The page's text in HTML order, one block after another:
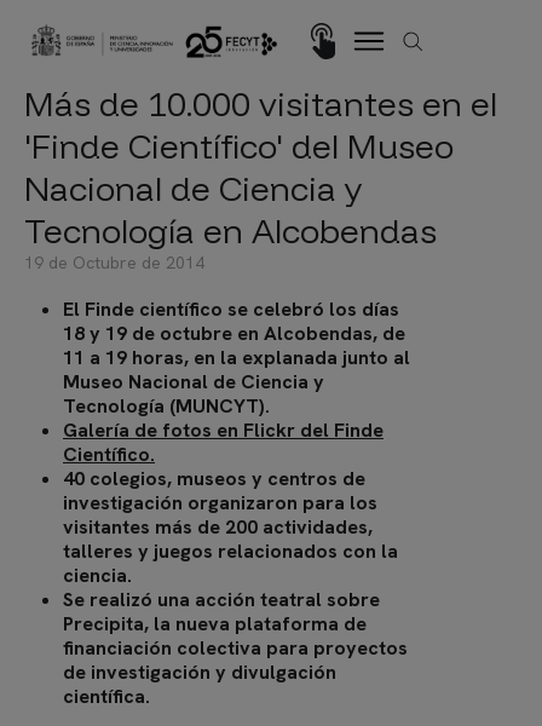
Imagen
19 de Octubre de 2014
Más de 10.000 visitantes en el
'Finde Científico' del Museo
Nacional de Ciencia y
Tecnología en Alcobendas
El Finde científico se celebró los días
18 y 19 de octubre en Alcobendas, de
11 a 19 horas, en la explanada junto al
Museo Nacional de Ciencia y
Tecnología (MUNCYT).
Galería de fotos en Flickr del Finde
Científico.
40 colegios, museos y centros de
investigación organizaron para los
visitantes más de 200 actividades,
talleres y juegos relacionados con la
ciencia.
Se realizó una acción teatral sobre
Precipita, la nueva plataforma de
financiación colectiva para proyectos
de investigación y divulgación
científica.